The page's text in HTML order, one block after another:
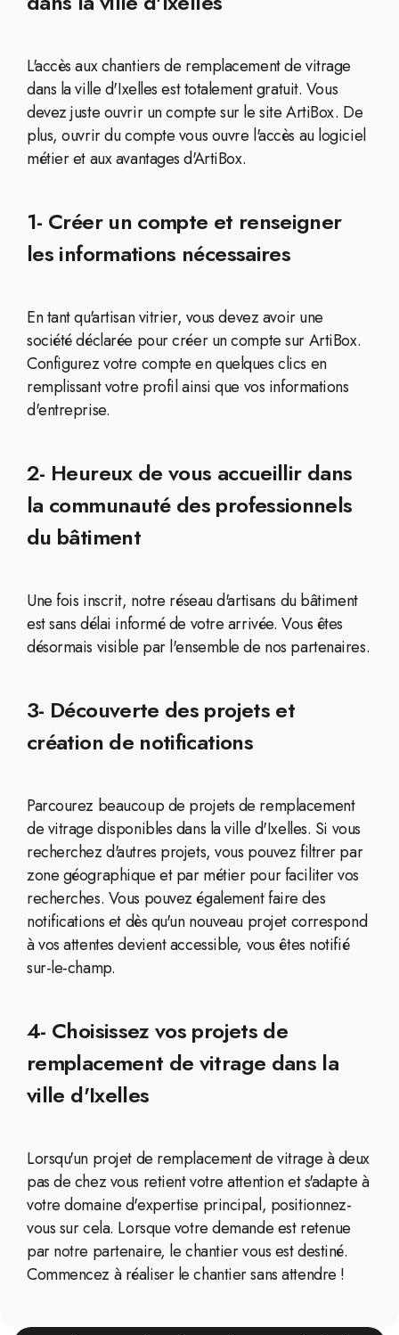
L'accès aux chantiers de remplacement de vitrage
dans la ville d'Ixelles est totalement gratuit. Vous
devez juste ouvrir un compte sur le site ArtiBox. De
plus, ouvrir du compte vous ouvre l'accès au logiciel
métier et aux avantages d'ArtiBox.
1- Créer un compte et renseigner
les informations nécessaires
En tant qu'artisan vitrier, vous devez avoir une
société déclarée pour créer un compte sur ArtiBox.
Configurez votre compte en quelques clics en
remplissant votre profil ainsi que vos informations
d'entreprise.
2- Heureux de vous accueillir dans
la communauté des professionnels
du bâtiment
Une fois inscrit, notre réseau d'artisans du bâtiment
est sans délai informé de votre arrivée. Vous êtes
désormais visible par l'ensemble de nos partenaires.
3- Découverte des projets et
création de notifications
Parcourez beaucoup de projets de remplacement
de vitrage disponibles dans la ville d'Ixelles. Si vous
recherchez d'autres projets, vous pouvez filtrer par
zone géographique et par métier pour faciliter vos
recherches. Vous pouvez également faire des
notifications et dès qu'un nouveau projet correspond
à vos attentes devient accessible, vous êtes notifié
sur-le-champ.
4- Choisissez vos projets de
remplacement de vitrage dans la
ville d'Ixelles
Lorsqu'un projet de remplacement de vitrage à deux
pas de chez vous retient votre attention et s'adapte à
votre domaine d'expertise principal, positionnez-
vous sur cela. Lorsque votre demande est retenue
par notre partenaire, le chantier vous est destiné.
Commencez à réaliser le chantier sans attendre !